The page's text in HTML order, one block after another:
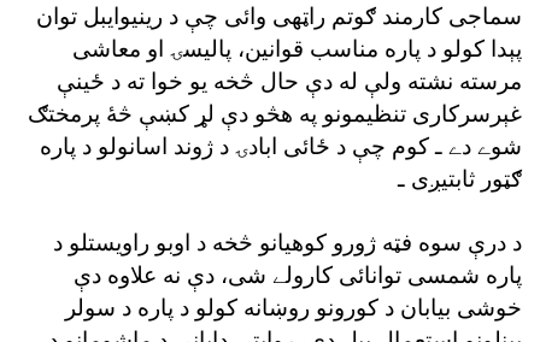
سماجى کارمند ګوتم راټهى وائى چې د رينيوايبل توان
پېدا کولو د پاره مناسب قوانين، پاليسۍ او معاشى
مرسته نشته ولې له دې حال څخه يو خوا ته د ځينې
غېرسرکارى تنظيمونو په هڅو دې لړ کښې څۀ پرمختګ
شوے دے ـ کوم چې د ځائى ابادۍ د ژوند اسانولو د پاره
ګټور ثابتيږى ـ
د درې سوه فټه ژورو کوهيانو څخه د اوبو راويستلو د
پاره شمسى توانائى کارولے شى، دې نه علاوه دې
خوشى بيابان د کورونو روښانه کولو د پاره د سولر